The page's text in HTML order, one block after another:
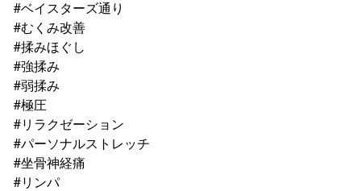
#ベイスターズ通り
#むくみ改善
#揉みほぐし
#強揉み
#弱揉み
#極圧
#リラクゼーション
#パーソナルストレッチ
#坐骨神経痛
#リンパ